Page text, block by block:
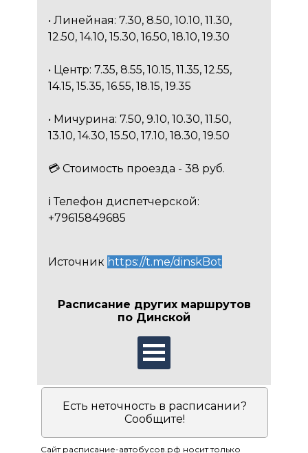
• Линейная: 7.30, 8.50, 10.10, 11.30,
12.50, 14.10, 15.30, 16.50, 18.10, 19.30
• Центр: 7.35, 8.55, 10.15, 11.35, 12.55,
14.15, 15.35, 16.55, 18.15, 19.35
• Мичурина: 7.50, 9.10, 10.30, 11.50,
13.10, 14.30, 15.50, 17.10, 18.30, 19.50
💳 Стоимость проезда - 38 руб.
ℹ️ Телефон диспетчерской:
+79615849685
Источник https://t.me/dinskBot
Расписание других маршрутов
по Динской
Есть неточность в расписании?
Сообщите!
Сайт расписание-автобусов.рф носит только